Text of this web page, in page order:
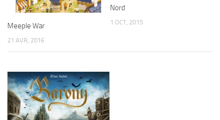
Meeple War
21 AVR, 2016
Nord
1 OCT, 2015